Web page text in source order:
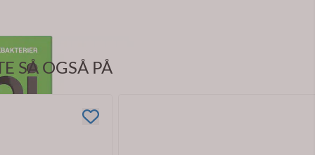
SÅ OGSÅ PÅ
og diaré, allerede etter 4 ukers bruk. Betydelig økt